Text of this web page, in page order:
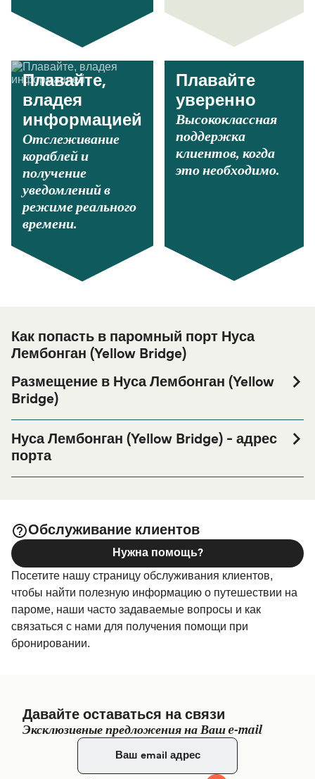
Плавайте,
владея
информацией
Отслеживание
кораблей и
получение
уведомлений в
режиме реального
времени.
Плавайте
уверенно
Высококлассная
поддержка
клиентов, когда
это необходимо.
Как попасть в паромный порт Нуса
Лембонган (Yellow Bridge)
Размещение в Нуса Лембонган (Yellow
Bridge)
Лембонган (Yellow Bridge) или его окрестностях перед
или после вашей поездки, или если вы ищете вариант
проживания на весь период поездки, пожалуйста,
Нуса Лембонган (Yellow Bridge) - адрес
порта
Обслуживание клиентов
Посетите нашу страницу обслуживания клиентов,
чтобы найти полезную информацию о путешествии на
пароме, наши часто задаваемые вопросы и как
связаться с нами для получения помощи при
бронировании.
Нужна помощь?
Давайте оставаться на связи
Эксклюзивные предложения на Ваш e-mail